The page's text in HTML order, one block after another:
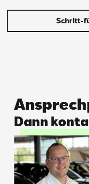
Schritt-
Dann